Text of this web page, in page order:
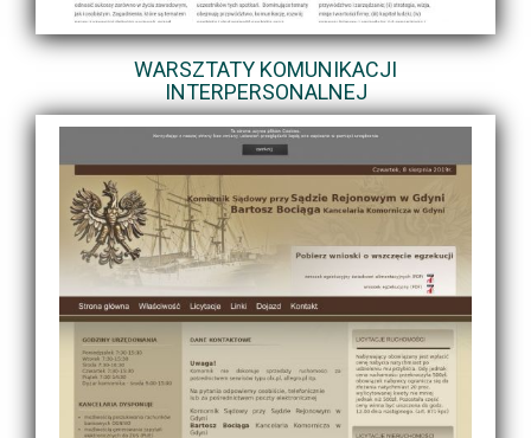
WARSZTATY KOMUNIKACJI
INTERPERSONALNEJ